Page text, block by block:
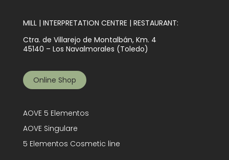
MILL | INTERPRETATION CENTRE | RESTAURANT:
Ctra. de Villarejo de Montalbán, Km. 4
45140 – Los Navalmorales (Toledo)
Online Shop
AOVE 5 Elementos
AOVE Singulare
5 Elementos Cosmetic line